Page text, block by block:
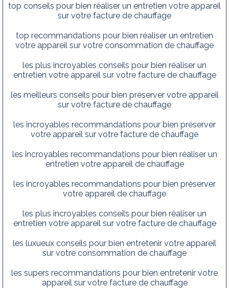
top conseils pour bien réaliser un entretien votre appareil
sur votre facture de chauffage
top recommandations pour bien réaliser un entretien
votre appareil sur votre consommation de chauffage
les plus incroyables conseils pour bien réaliser un
entretien votre appareil sur votre facture de chauffage
les meilleurs conseils pour bien préserver votre appareil
sur votre facture de chauffage
les incroyables recommandations pour bien préserver
votre appareil sur votre facture de chauffage
les incroyables recommandations pour bien réaliser un
entretien votre appareil de chauffage
les incroyables recommandations pour bien préserver
votre appareil de chauffage
les plus incroyables conseils pour bien réaliser un
entretien votre appareil sur votre facture de chauffage
les luxueux conseils pour bien entretenir votre appareil
sur votre consommation de chauffage
les supers recommandations pour bien entretenir votre
appareil sur votre facture de chauffage